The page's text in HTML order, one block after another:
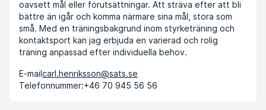
oavsett mål eller förutsättningar. Att sträva efter att bli
bättre än igår och komma närmare sina mål, stora som
små. Med en träningsbakgrund inom styrketräning och
kontaktsport kan jag erbjuda en varierad och rolig
träning anpassad efter individuella behov.
E-mailcarl.henriksson@sats.se
Telefonnummer:+46 70 945 56 56